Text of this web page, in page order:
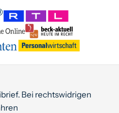
Bei rechtswidrigen